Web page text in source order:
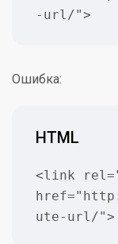
-url/">
Ошибка:
HTML
<link
ute-url/">